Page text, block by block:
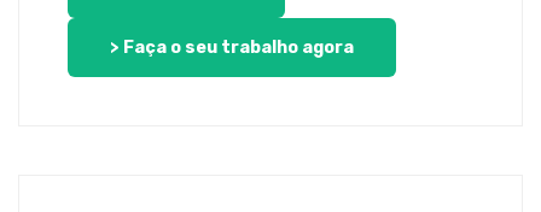
> Faça o seu trabalho agora